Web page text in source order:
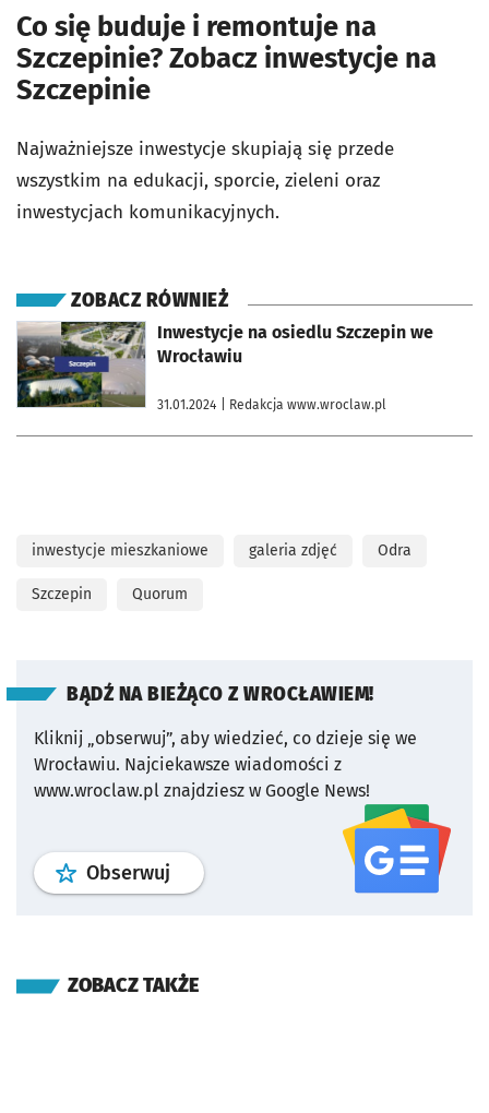
Co się buduje i remontuje na
Szczepinie? Zobacz inwestycje na
Szczepinie
Najważniejsze inwestycje skupiają się przede
wszystkim na edukacji, sporcie, zieleni oraz
inwestycjach komunikacyjnych.
ZOBACZ RÓWNIEŻ
Inwestycje na osiedlu Szczepin we
Wrocławiu
31.01.2024 | Redakcja www.wroclaw.pl
otworzy się w nowej karcie
inwestycje mieszkaniowe galeria zdjęć Odra
Szczepin Quorum
BĄDŹ NA BIEŻĄCO Z WROCŁAWIEM!
Kliknij „obserwuj”, aby wiedzieć, co dzieje się we
Wrocławiu. Najciekawsze wiadomości z
www.wroclaw.pl znajdziesz w Google News!
Obserwuj profil serwisu
ZOBACZ TAKŻE